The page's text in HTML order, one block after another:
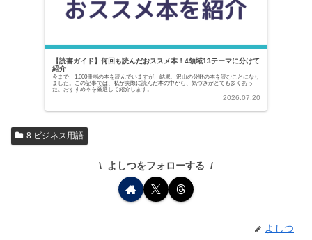
【読書ガイド】何回も読んだおススメ本！4領域13テーマに分けて
紹介
今まで、1,000冊弱の本を読んでいますが、結果、沢山の分野の本を読むことになり
ました。この記事では、私が実際に読んだ本の中から、気づきがとても多くあっ
た、おすすめ本を厳選して紹介します。
2026.07.20
8.ビジネス用語
よしつをフォローする
よしつ